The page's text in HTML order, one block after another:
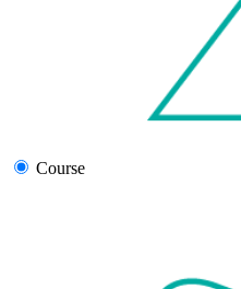
Course